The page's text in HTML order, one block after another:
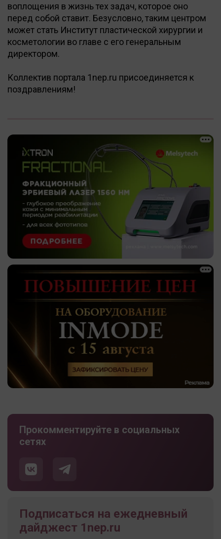
воплощения в жизнь тех задач, которое оно
перед собой ставит. Безусловно, таким центром
может стать Институт пластической хирургии и
косметологии во главе с его генеральным
директором.
Коллектив портала 1nep.ru присоединяется к
поздравлениям!
Прокомментируйте в социальных
сетях
Подписаться на ежедневный
дайджест 1nep.ru